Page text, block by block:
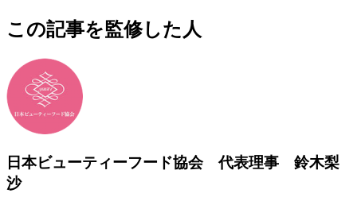
この記事を監修した人
日本ビューティーフード協会 代表理事 鈴木梨
沙